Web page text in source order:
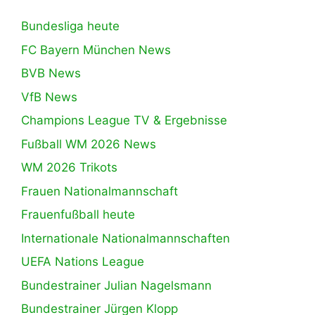
Bundesliga heute
FC Bayern München News
BVB News
VfB News
Champions League TV & Ergebnisse
Fußball WM 2026 News
WM 2026 Trikots
Frauen Nationalmannschaft
Frauenfußball heute
Internationale Nationalmannschaften
UEFA Nations League
Bundestrainer Julian Nagelsmann
Bundestrainer Jürgen Klopp